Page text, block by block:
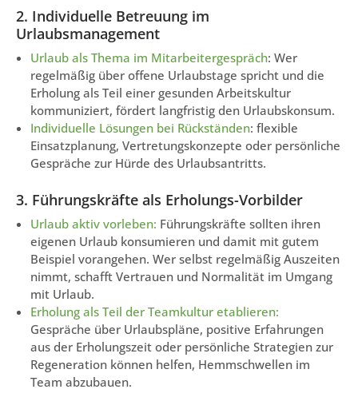
2. Individuelle Betreuung im
Urlaubsmanagement
Urlaub als Thema im Mitarbeitergespräch: Wer
regelmäßig über offene Urlaubstage spricht und die
Erholung als Teil einer gesunden Arbeitskultur
kommuniziert, fördert langfristig den Urlaubskonsum.
Individuelle Lösungen bei Rückständen: flexible
Einsatzplanung, Vertretungskonzepte oder persönliche
Gespräche zur Hürde des Urlaubsantritts.
3. Führungskräfte als Erholungs-Vorbilder
Urlaub aktiv vorleben: Führungskräfte sollten ihren
eigenen Urlaub konsumieren und damit mit gutem
Beispiel vorangehen. Wer selbst regelmäßig Auszeiten
nimmt, schafft Vertrauen und Normalität im Umgang
mit Urlaub.
Erholung als Teil der Teamkultur etablieren:
Gespräche über Urlaubspläne, positive Erfahrungen
aus der Erholungszeit oder persönliche Strategien zur
Regeneration können helfen, Hemmschwellen im
Team abzubauen.